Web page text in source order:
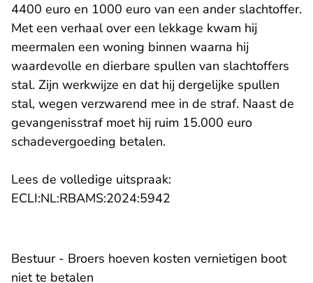
4400 euro en 1000 euro van een ander slachtoffer.
Met een verhaal over een lekkage kwam hij
meermalen een woning binnen waarna hij
waardevolle en dierbare spullen van slachtoffers
stal. Zijn werkwijze en dat hij dergelijke spullen
stal, wegen verzwarend mee in de straf. Naast de
gevangenisstraf moet hij ruim 15.000 euro
schadevergoeding betalen.
Lees de volledige uitspraak:
ECLI:NL:RBAMS:2024:5942
Bestuur - Broers hoeven kosten vernietigen boot
niet te betalen